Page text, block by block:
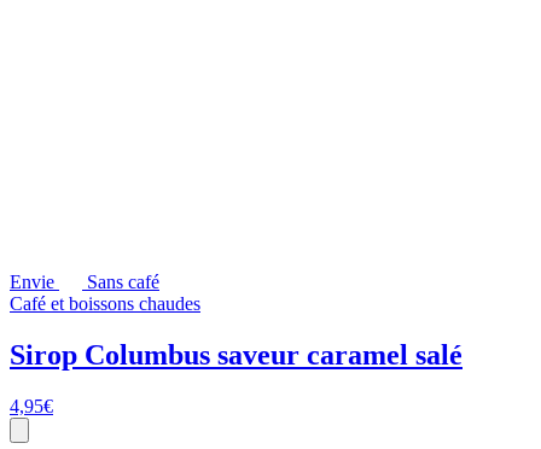
Envie
Sans café
Café et boissons chaudes
Sirop Columbus saveur caramel salé
4,95€